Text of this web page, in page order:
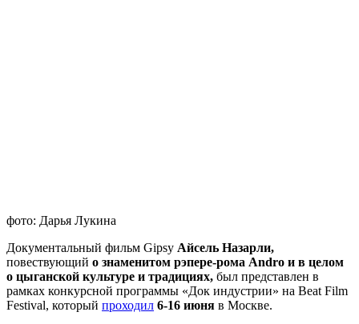
фото: Дарья Лукина
Документальный фильм Gipsy Айсель Назарли,
повествующий о знаменитом рэпере-рома Andro и в целом
о цыганской культуре и традициях, был представлен в
рамках конкурсной программы «Док индустрии» на Beat Film
Festival, который проходил 6-16 июня в Москве.